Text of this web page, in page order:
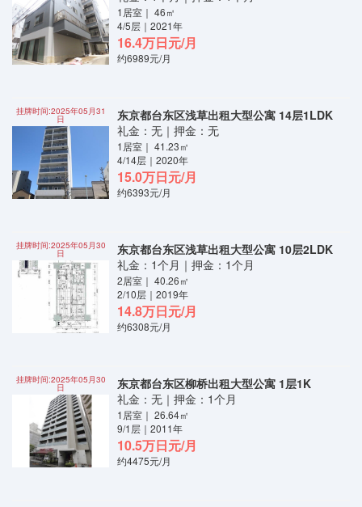
1居室｜ 46㎡
4/5层｜2021年
16.4万日元/月
约6989元/月
挂牌时间:2025年05月31
日
东京都台东区浅草出租大型公寓 14层1LDK
礼金：无｜押金：无
1居室｜ 41.23㎡
4/14层｜2020年
15.0万日元/月
约6393元/月
挂牌时间:2025年05月30
日
东京都台东区浅草出租大型公寓 10层2LDK
礼金：1个月｜押金：1个月
2居室｜ 40.26㎡
2/10层｜2019年
14.8万日元/月
约6308元/月
挂牌时间:2025年05月30
日
东京都台东区柳桥出租大型公寓 1层1K
礼金：无｜押金：1个月
1居室｜ 26.64㎡
9/1层｜2011年
10.5万日元/月
约4475元/月